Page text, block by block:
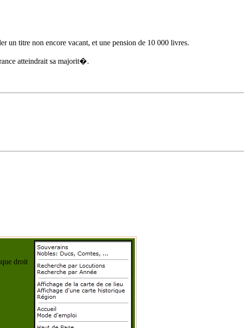
titre non encore vacant, et une pension de 10 000 livres.
atteindrait sa majorit�.
droit